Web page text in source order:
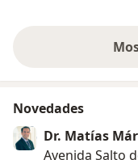
Novedades
Dr. Matías
Avenida Salto